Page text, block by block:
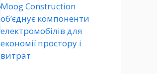
Moog Construction
об’єднує компоненти
електромобілів для
економії простору і
витрат